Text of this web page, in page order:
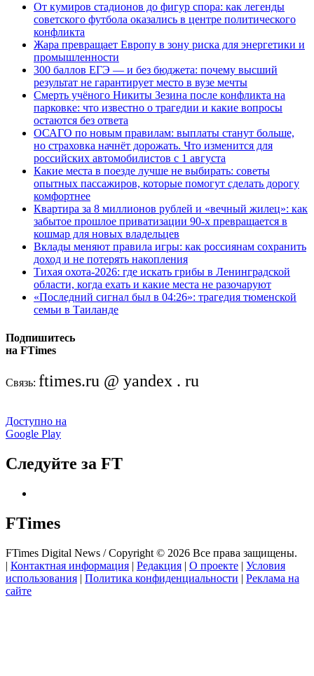
От кумиров стадионов до фигур спора: как легенды
советского футбола оказались в центре политического
конфликта
Жара превращает Европу в зону риска для энергетики и
промышленности
300 баллов ЕГЭ — и без бюджета: почему высший
результат не гарантирует место в вузе мечты
Смерть учёного Никиты Зезина после конфликта на
парковке: что известно о трагедии и какие вопросы
остаются без ответа
ОСАГО по новым правилам: выплаты станут больше,
но страховка начнёт дорожать. Что изменится для
российских автомобилистов с 1 августа
Какие места в поезде лучше не выбирать: советы
опытных пассажиров, которые помогут сделать дорогу
комфортнее
Квартира за 8 миллионов рублей и «вечный жилец»: как
забытое прошлое приватизации 90-х превращается в
кошмар для новых владельцев
Вклады меняют правила игры: как россиянам сохранить
доход и не потерять накопления
Тихая охота-2026: где искать грибы в Ленинградской
области, когда ехать и какие места не разочаруют
«Последний сигнал был в 04:26»: трагедия тюменской
семьи в Таиланде
Подпишитесь
на FTimes
Связь: ftimes.ru @ yandex . ru
Доступно на
Google Play
Следуйте за FT
FTimes
FTimes Digital News / Copyright © 2026 Все права защищены.
| Контактная информация | Редакция | О проекте | Условия
использования | Политика конфиденциальности | Реклама на
сайте